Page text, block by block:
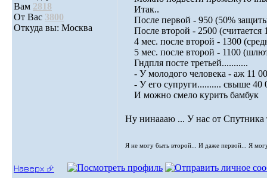
Вам 2818
От Вас 3800
Откуда вы: Москва
Итак..
После первой - 950 (50%
После второй - 2500 (считается
4 мес. после второй - 1300
5 мес. после второй - 1100
Гндпля посте третьей...........
- У молодого человека - аж 11
- У его супруги.......... свыше 40
И можно смело курить бамбук
Ну нинаааю ... У нас от Спутника
Я не могу быть второй... И даже первой... Я
Наверх ⮵